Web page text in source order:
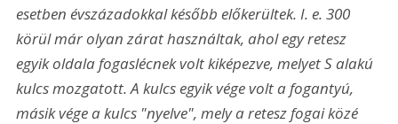
esetben évszázadokkal később előkerültek. I. e. 300
körül már olyan zárat használtak, ahol egy retesz
egyik oldala fogaslécnek volt kiképezve, melyet S alakú
kulcs mozgatott. A kulcs egyik vége volt a fogantyú,
másik vége a kulcs "nyelve", mely a retesz fogai közé